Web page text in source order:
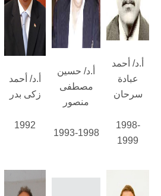
أ.د/ أحمد
زكى بدر
1992
أ.د/ حسين
مصطفى
منصور
1993-1998
أ.د/ أحمد
عبادة
سرحان
1998-
1999